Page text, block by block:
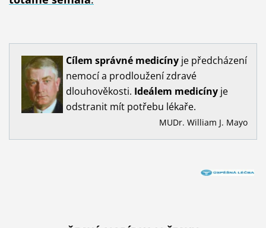
Cílem správné medicíny je předcházení
nemocí a prodloužení zdravé
dlouhověkosti. Ideálem medicínyje
odstranit mít potřebu lékaře.
MUDr. William J. Mayo